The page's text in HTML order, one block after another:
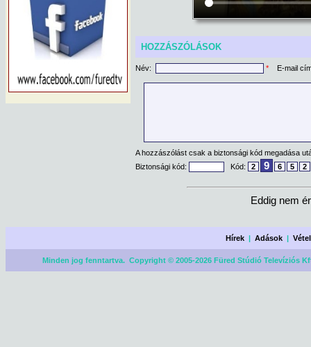
HOZZÁSZÓLÁSOK
Név: * E-mail
A hozzászólást csak a biztonsági kód megadása
Biztonsági kód:
Kód: 2 9 6 5 2
Eddig nem
Hírek |Adások |
Minden jog fenntartva. Copyright © 2005-2026 Füred Stúdió Televíziós